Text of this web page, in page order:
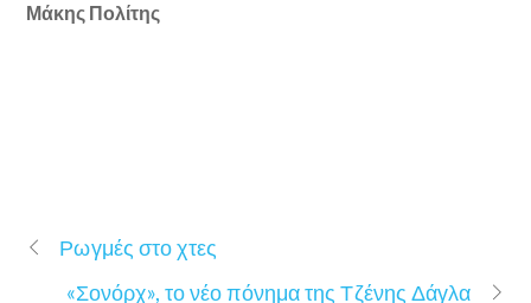
Μάκης Πολίτης
Ρωγμές στο χτες
«Σονόρχ», το νέο πόνημα της Τζένης Δάγλα